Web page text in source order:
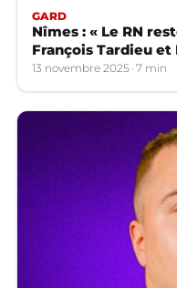
GARD
Nîmes : « Le RN
François Tardieu et
13 novembre 2025 7 min